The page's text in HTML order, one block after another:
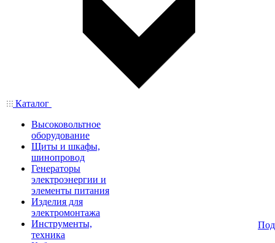
Каталог
Высоковольтное
оборудование
Щиты и шкафы,
шинопровод
Генераторы
электроэнергии и
элементы питания
Изделия для
электромонтажа
Инструменты,
техника